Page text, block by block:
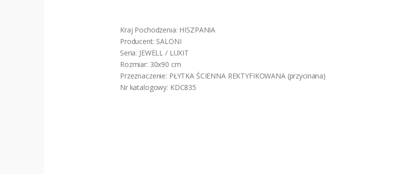
Kraj Pochodzenia: HISZPANIA
Producent: SALONI
Seria: JEWELL / LUXIT
Rozmiar: 30x90 cm
Przeznaczenie: PŁYTKA ŚCIENNA REKTYFIKOWANA (przycinana)
Nr katalogowy: KDC835